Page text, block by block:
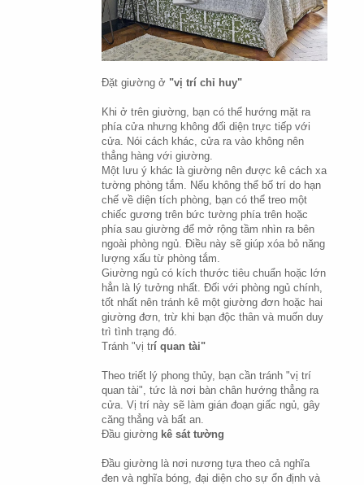
Đặt giường ở "vị trí chỉ huy"
Khi ở trên giường, bạn có thể hướng mặt ra
phía cửa nhưng không đối diện trực tiếp với
cửa. Nói cách khác, cửa ra vào không nên
thẳng hàng với giường.
Một lưu ý khác là giường nên được kê cách xa
tường phòng tắm. Nếu không thể bố trí do hạn
chế về diện tích phòng, bạn có thể treo một
chiếc gương trên bức tường phía trên hoặc
phía sau giường để mở rộng tầm nhìn ra bên
ngoài phòng ngủ. Điều này sẽ giúp xóa bỏ năng
lượng xấu từ phòng tắm.
Giường ngủ có kích thước tiêu chuẩn hoặc lớn
hẳn là lý tưởng nhất. Đối với phòng ngủ chính,
tốt nhất nên tránh kê một giường đơn hoặc hai
giường đơn, trừ khi bạn độc thân và muốn duy
trì tình trạng đó.
Tránh "vị trí quan tài"
Theo triết lý phong thủy, bạn cần tránh "vị trí
quan tài", tức là nơi bàn chân hướng thẳng ra
cửa. Vị trí này sẽ làm gián đoạn giấc ngủ, gây
căng thẳng và bất an.
Đầu giường kê sát tường
Đầu giường là nơi nương tựa theo cả nghĩa
đen và nghĩa bóng, đại diện cho sự ổn định và